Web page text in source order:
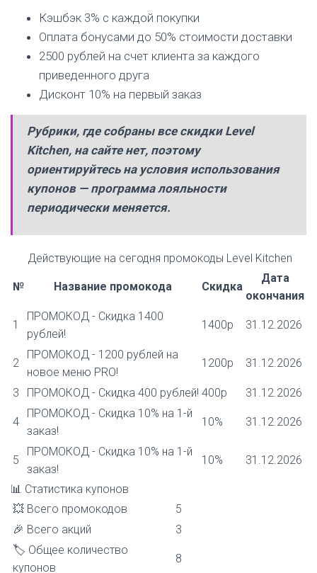
Кэшбэк 3% с каждой покупки
Оплата бонусами до 50% стоимости доставки
2500 рублей на счет клиента за каждого
приведенного друга
Дисконт 10% на первый заказ
Рубрики, где собраны все скидки Level
Kitchen, на сайте нет, поэтому
ориентируйтесь на условия использования
купонов — программа лояльности
периодически меняется.
Действующие на сегодня промокоды Level Kitchen
№ Название промокода Скидка
Дата
окончания
1
ПРОМОКОД - Скидка 1400
рублей!
1400р 31.12.2026
2
ПРОМОКОД - 1200 рублей на
новое меню PRO!
1200р 31.12.2026
3 ПРОМОКОД - Скидка 400 рублей! 400р 31.12.2026
4
ПРОМОКОД - Скидка 10% на 1-й
заказ!
10% 31.12.2026
5
ПРОМОКОД - Скидка 10% на 1-й
заказ!
10% 31.12.2026
📊 Статистика купонов
💥 Всего промокодов
5
🎉 Всего акций
3
🏷️ Общее количество
купонов
8